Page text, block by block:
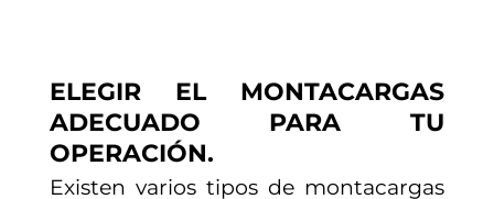
ELEGIR EL MONTACARGAS
ADECUADO PARA TU
OPERACIÓN.
Existen varios tipos de montacargas